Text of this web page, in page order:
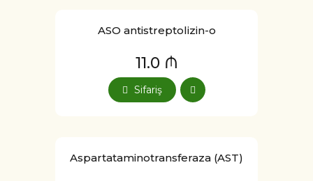
ASO antistreptolizin-o
11.0 ₼
Sifariş
Aspartataminotransferaza (AST)